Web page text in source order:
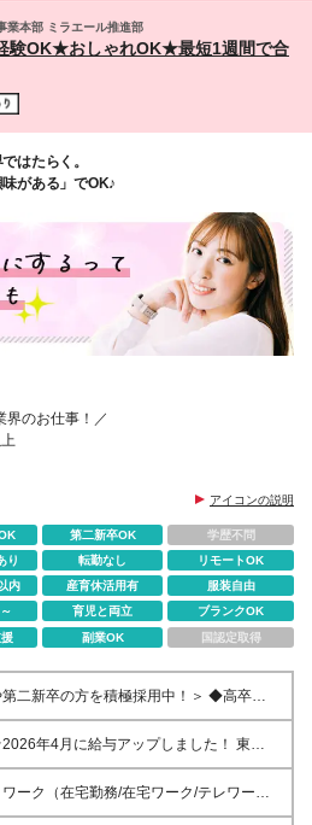
本部 ミラエール推進部
験OK★おしゃれOK★最短1週間で合
はたらく。
がある」でOK♪
界のお仕事！／
アイコンの説明
第二新卒OK
学歴不問
り 転勤なし
リモートOK
内 産育休活用有
服装自由
育児と両立
ブランクOK
副業OK 国認定取得
二新卒の方を積極採用中！＞ ◆高卒以
・社会人経験がない方大歓迎 ◆初めて
二新卒の方大歓迎 ◆転職回数不問 ◆20代
せん！ あなたの「やってみたい！」とい
大切にして育てていきます◎
年4月に給与アップしました！ 東
円～ 神奈川 20万2000円～ 大阪/埼玉 19
千葉 19万6000円～ 愛知 19万2000円～
ーク（在宅勤務/在宅ワーク/テレワー
京都内（渋谷、六本木、丸の内、新宿、